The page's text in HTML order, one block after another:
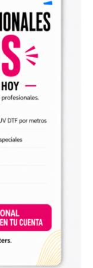
UV DTF
UV DTF
termos, cajas,
superficies rígidas
opciones a tu
preparar
UV DTF o tu
de
práctica para
renovar su
a sus
estilos,